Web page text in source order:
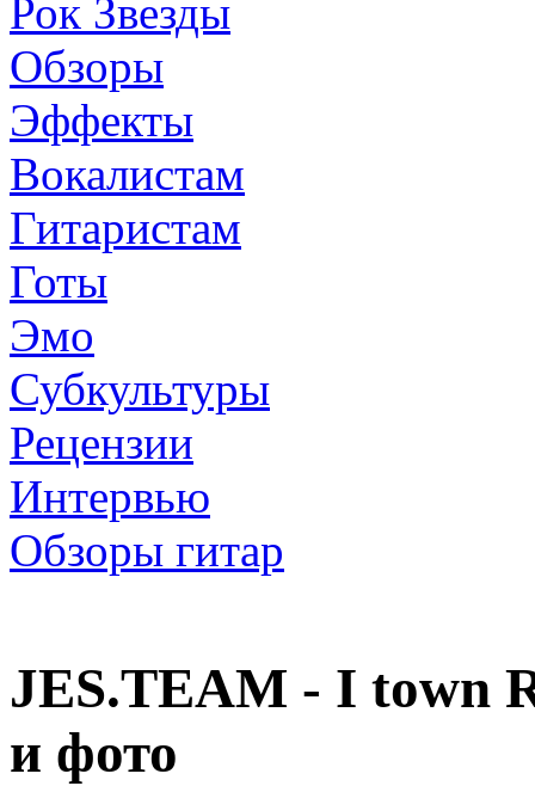
Рок Звезды
Обзоры
Эффекты
Вокалистам
Гитаристам
Готы
Эмо
Субкультуры
Рецензии
Интервью
Обзоры гитар
JES.TEAM - I town
и фото